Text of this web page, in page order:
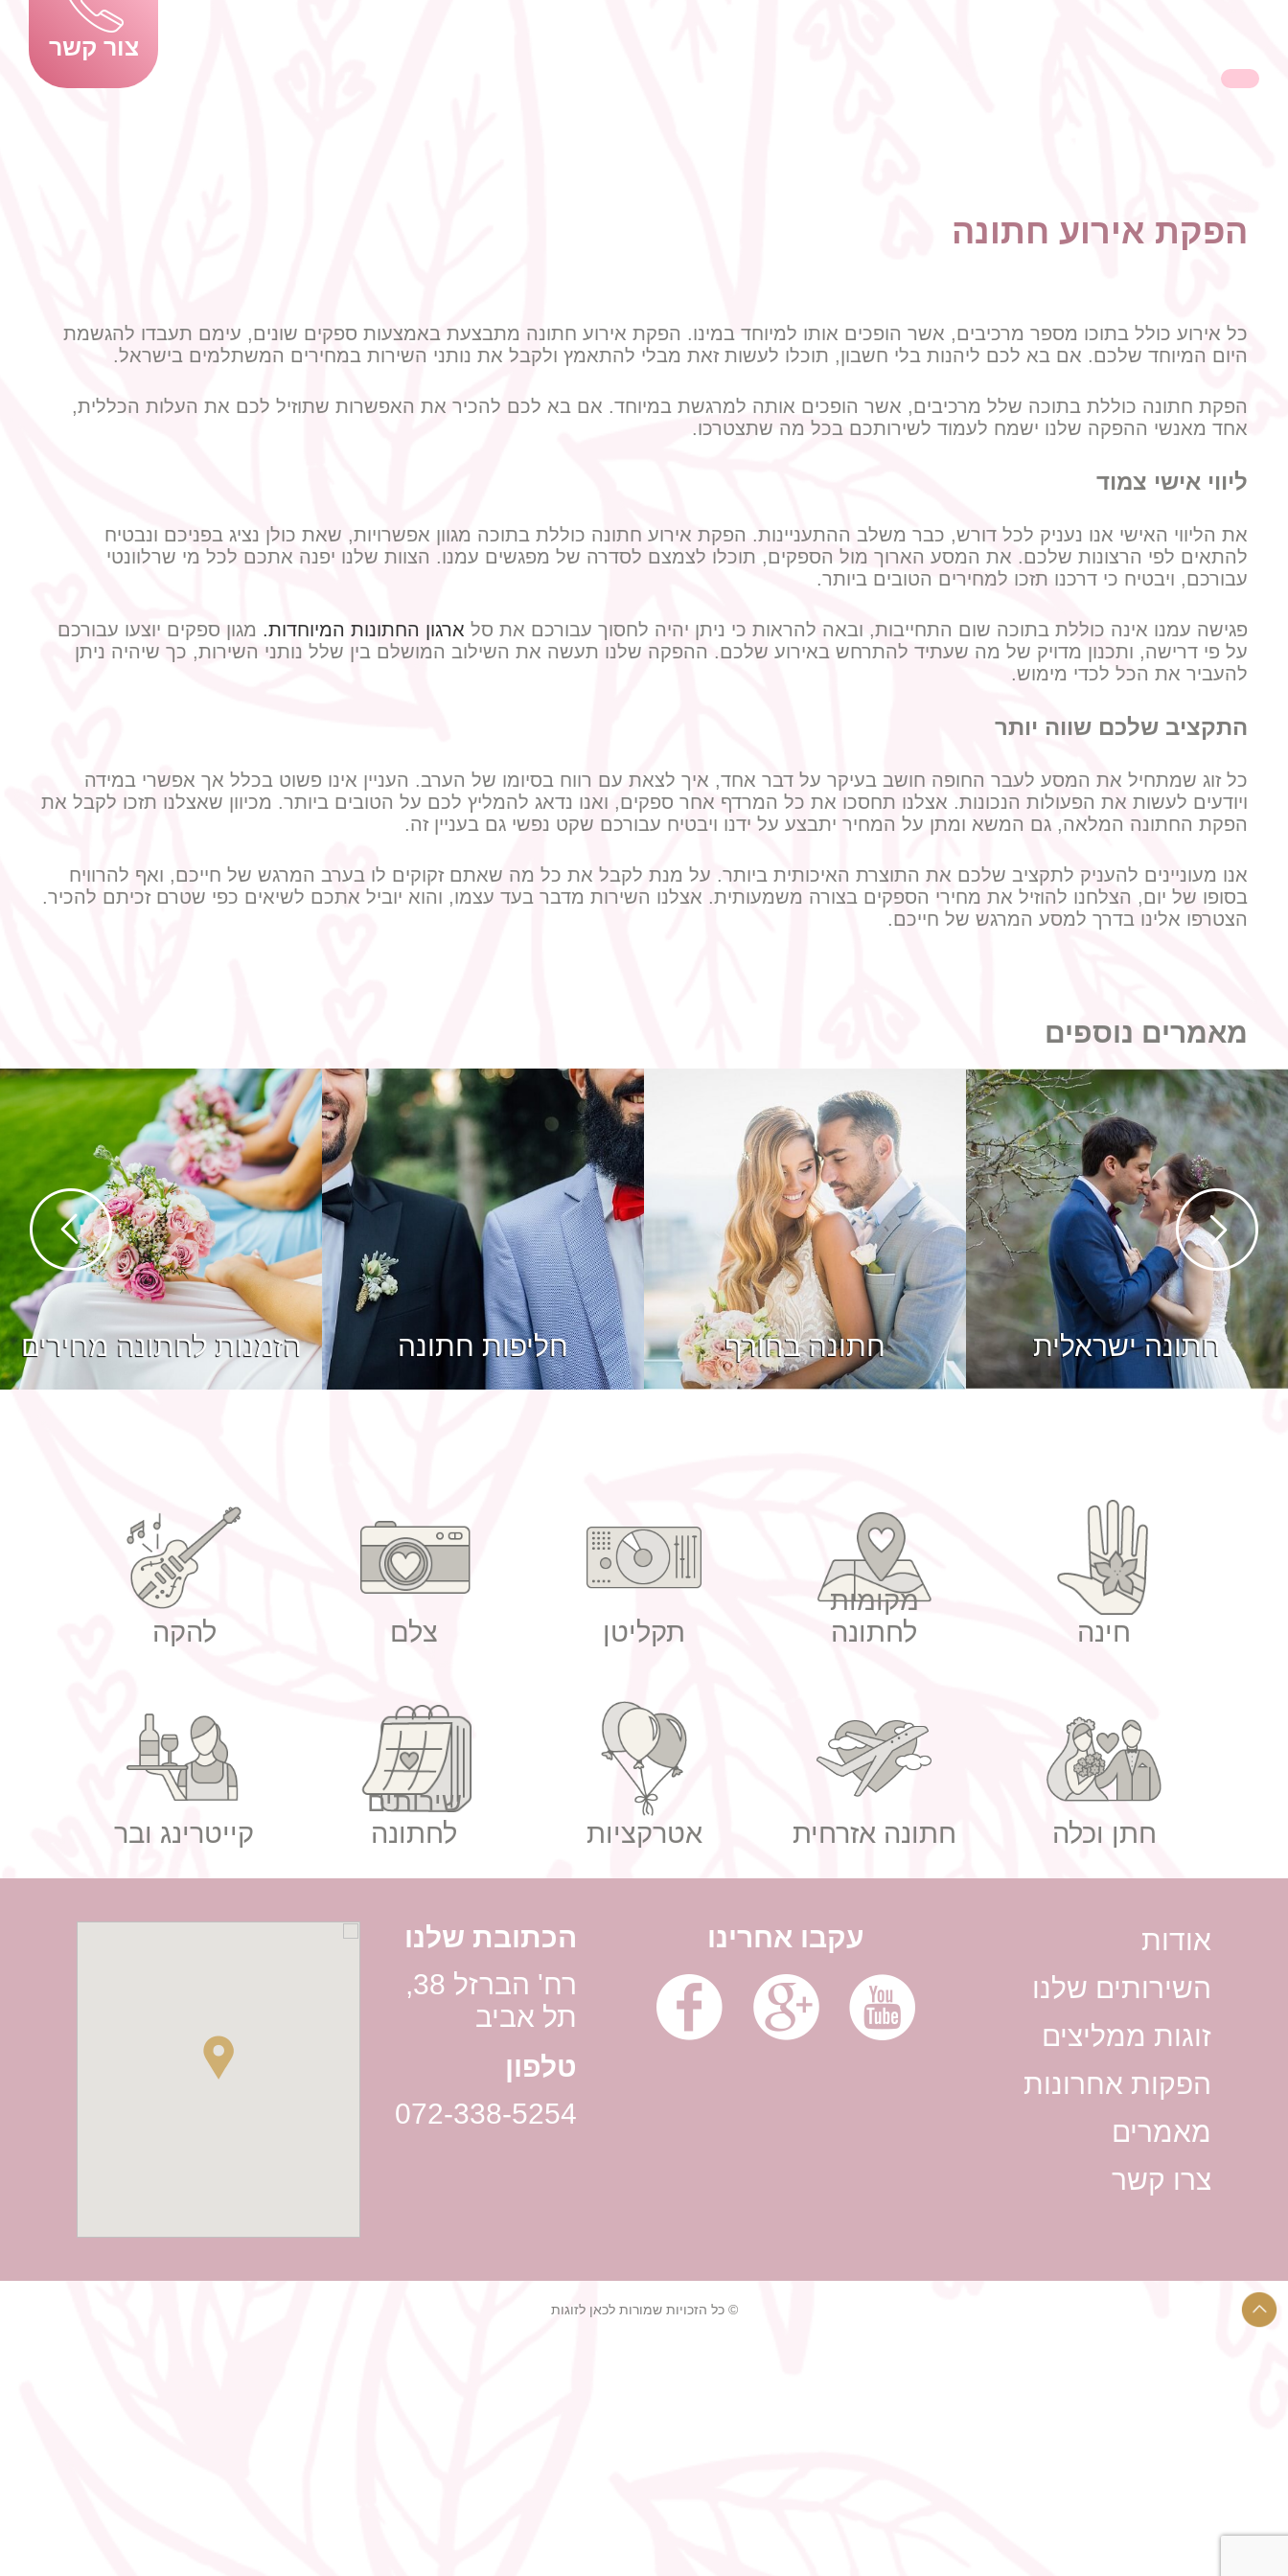
צור קשר
הפקת אירוע חתונה
כל אירוע כולל בתוכו מספר מרכיבים, אשר הופכים אותו למיוחד במינו. הפקת אירוע חתונה מתבצעת באמצעות ספקים שונים, עימם תעבדו להגשמת
היום המיוחד שלכם. אם בא לכם ליהנות בלי חשבון, תוכלו לעשות זאת מבלי להתאמץ ולקבל את נותני השירות במחירים המשתלמים בישראל.
הפקת חתונה כוללת בתוכה שלל מרכיבים, אשר הופכים אותה למרגשת במיוחד. אם בא לכם להכיר את האפשרות שתוזיל לכם את העלות הכללית,
אחד מאנשי ההפקה שלנו ישמח לעמוד לשירותכם בכל מה שתצטרכו.
ליווי אישי צמוד
את הליווי האישי אנו נעניק לכל דורש, כבר משלב ההתעניינות. הפקת אירוע חתונה כוללת בתוכה מגוון אפשרויות, שאת כולן נציג בפניכם ונבטיח
להתאים לפי הרצונות שלכם. את המסע הארוך מול הספקים, תוכלו לצמצם לסדרה של מפגשים עמנו. הצוות שלנו יפנה אתכם לכל מי שרלוונטי
עבורכם, ויבטיח כי דרכנו תזכו למחירים הטובים ביותר.
פגישה עמנו אינה כוללת בתוכה שום התחייבות, ובאה להראות כי ניתן יהיה לחסוך עבורכם את סל ארגון החתונות המיוחדות. מגון ספקים יוצעו עבורכם
על פי דרישה, ותכנון מדויק של מה שעתיד להתרחש באירוע שלכם. ההפקה שלנו תעשה את השילוב המושלם בין שלל נותני השירות, כך שיהיה ניתן
להעביר את הכל לכדי מימוש.
התקציב שלכם שווה יותר
כל זוג שמתחיל את המסע לעבר החופה חושב בעיקר על דבר אחד, איך לצאת עם רווח בסיומו של הערב. העניין אינו פשוט בכלל אך אפשרי במידה
ויודעים לעשות את הפעולות הנכונות. אצלנו תחסכו את כל המרדף אחר ספקים, ואנו נדאג להמליץ לכם על הטובים ביותר. מכיוון שאצלנו תזכו לקבל את
הפקת החתונה המלאה, גם המשא ומתן על המחיר יתבצע על ידנו ויבטיח עבורכם שקט נפשי גם בעניין זה.
אנו מעוניינים להעניק לתקציב שלכם את התוצרת האיכותית ביותר. על מנת לקבל את כל מה שאתם זקוקים לו בערב המרגש של חייכם, ואף להרוויח
בסופו של יום, הצלחנו להוזיל את מחירי הספקים בצורה משמעותית. אצלנו השירות מדבר בעד עצמו, והוא יוביל אתכם לשיאים כפי שטרם זכיתם להכיר.
הצטרפו אלינו בדרך למסע המרגש של חייכם.
מאמרים נוספים
חתונה ישראלית חתונה בחורף חליפות חתונה הזמנות לחתונה מחירים
חינה
מקומות
לחתונה
תקליטן צלם להקה
חתן וכלה חתונה אזרחית אטרקציות
שירותים
לחתונה
קייטרינג ובר
אודות
השירותים שלנו
זוגות ממליצים
הפקות אחרונות
מאמרים
צרו קשר
עקבו אחרינו
הכתובת שלנו
רח' הברזל 38,
תל אביב
טלפון
072-338-5254
© כל הזכויות שמורות לכאן לזוגות